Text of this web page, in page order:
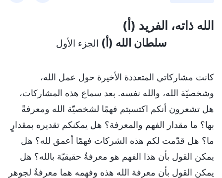
الله ذاته، الفريد (أ)
سلطان الله (أ) الجزء الأول
كانت مشاركاتي المتعددة الأخيرة حول عمل الله،
وشخصيّة الله، والله نفسه. بعد سماع هذه المشاركات،
هل تشعرون أنكم اكتسبتم فهمًا لشخصيّة الله ومعرفةً
بها؟ ما مقدار الفهم والمعرفة؟ هل يمكنكم تقديره بمقدارٍ
ما؟ هل قدّمت لكم هذه الشركات فهمًا أعمق لله؟ هل
يمكن القول بأن هذا الفهم هو معرفةٌ حقيقيّة بالله؟ هل
يمكن القول بأن معرفة الله هذه وفهمه هما معرفةٌ لجوهر